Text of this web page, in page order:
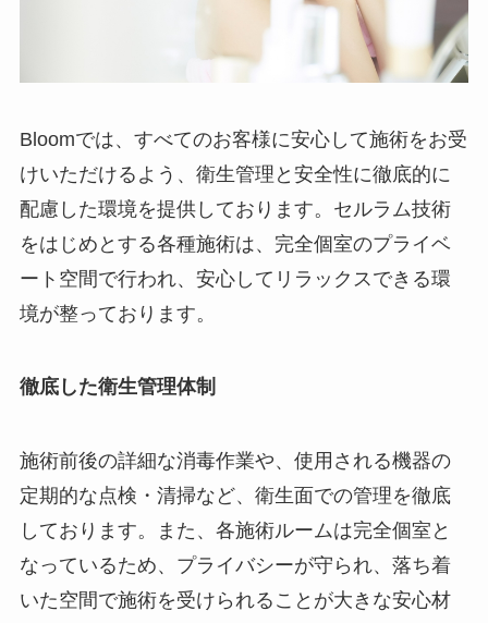
Bloomでは、すべてのお客様に安心して施術をお受
けいただけるよう、衛生管理と安全性に徹底的に
配慮した環境を提供しております。セルラム技術
をはじめとする各種施術は、完全個室のプライベ
ート空間で行われ、安心してリラックスできる環
境が整っております。
徹底した衛生管理体制
施術前後の詳細な消毒作業や、使用される機器の
定期的な点検・清掃など、衛生面での管理を徹底
しております。また、各施術ルームは完全個室と
なっているため、プライバシーが守られ、落ち着
いた空間で施術を受けられることが大きな安心材